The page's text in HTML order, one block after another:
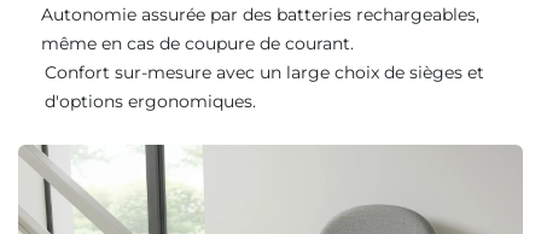
Autonomie assurée par des batteries rechargeables,
même en cas de coupure de courant.
Confort sur-mesure avec un large choix de sièges et
d'options ergonomiques.